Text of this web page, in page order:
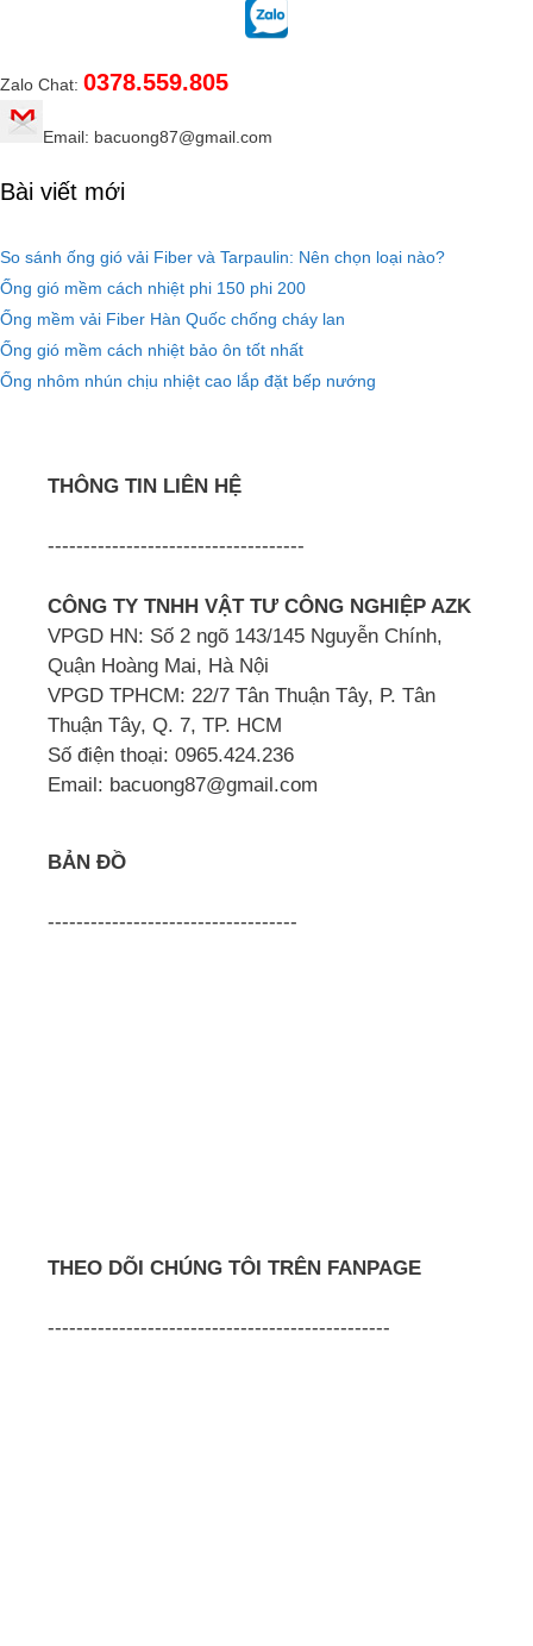
Zalo Chat: 0378.559.805
Email: bacuong87@gmail.com
Bài viết mới
So sánh ống gió vải Fiber và Tarpaulin: Nên chọn loại nào?
Ống gió mềm cách nhiệt phi 150 phi 200
Ống mềm vải Fiber Hàn Quốc chống cháy lan
Ống gió mềm cách nhiệt bảo ôn tốt nhất
Ống nhôm nhún chịu nhiệt cao lắp đặt bếp nướng
THÔNG TIN LIÊN HỆ
------------------------------------
CÔNG TY TNHH VẬT TƯ CÔNG NGHIỆP AZK
VPGD HN: Số 2 ngõ 143/145 Nguyễn Chính,
Quận Hoàng Mai, Hà Nội
VPGD TPHCM: 22/7 Tân Thuận Tây, P. Tân
Thuận Tây, Q. 7, TP. HCM
Số điện thoại: 0965.424.236
Email: bacuong87@gmail.com
BẢN ĐỒ
-----------------------------------
THEO DÕI CHÚNG TÔI TRÊN FANPAGE
------------------------------------------------